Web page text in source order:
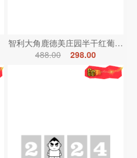
智利大角鹿德美庄园半干红葡萄酒
488.00
298.00